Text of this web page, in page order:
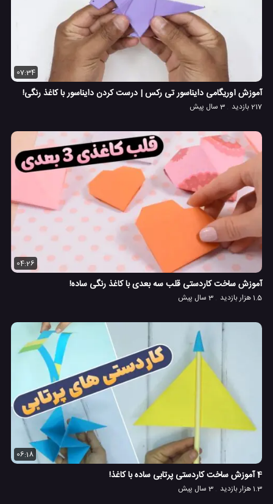
07:34
آموزش اوریگامی دایناسور تی رکس | درست کردن دایناسور با کاغذ رنگی!
217 بازدید 3 سال پیش
04:26
آموزش ساخت کاردستی قلب سه بعدی با کاغذ رنگی ساده! ︎
1.5 هزار بازدید 3 سال پیش
06:18
4 آموزش ساخت کاردستی پرتابی ساده با کاغذ!
1.3 هزار بازدید 3 سال پیش